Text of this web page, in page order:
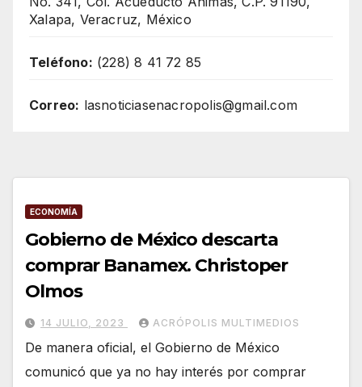
Xalapa, Veracruz, México
Teléfono: (228) 8 41 72 85
Correo: lasnoticiasenacropolis@gmail.com
ECONOMÍA
Gobierno de México descarta
comprar Banamex. Christoper
Olmos
14 JULIO, 2023 ACRÓPOLIS MULTIMEDIOS
De manera oficial, el Gobierno de México
comunicó que ya no hay interés por comprar